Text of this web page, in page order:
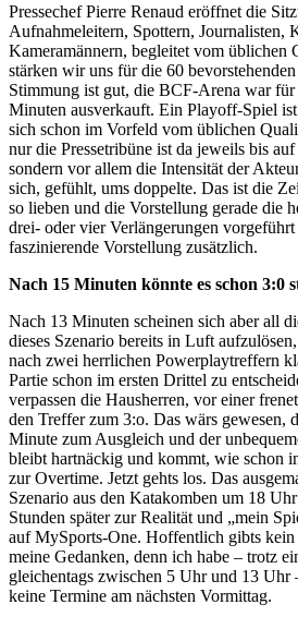
Pressechef Pierre Renaud eröffnet die
Aufnahmeleitern, Spottern, Journalisten,
Kameramännern, begleitet vom üblichen
stärken wir uns für die 60
Stimmung ist gut, die BCF-Arena war für
Minuten ausverkauft. Ein Playoff-Spiel
sich schon im Vorfeld vom üblichen
nur die Pressetribüne ist da jeweils bis
sondern vor allem die Intensität der
sich, gefühlt, ums doppelte. Das ist die
so lieben und die Vorstellung gerade die
drei- oder vier Verlängerungen
faszinierende Vorstellung zusätzlich.
Nach 15 Minuten könnte es schon 3:0
Nach 13 Minuten scheinen sich aber all
dieses Szenario bereits in Luft
nach zwei herrlichen Powerplaytreffern
Partie schon im ersten Drittel zu
verpassen die Hausherren, vor einer
den Treffer zum 3:o. Das wärs gewesen,
Minute zum Ausgleich und der
bleibt hartnäckig und kommt, wie schon
zur Overtime. Jetzt gehts los. Das
Szenario aus den Katakomben um 18
Stunden später zur Realität und „mein
auf MySports-One. Hoffentlich gibts kein
meine Gedanken, denn ich habe – trotz
gleichentags zwischen 5 Uhr und 13 Uhr
keine Termine am nächsten Vormittag.